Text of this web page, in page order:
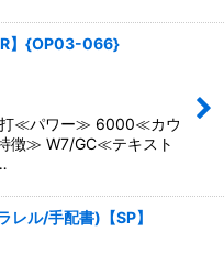
】{OP03-066}
≪パワー≫ 6000≪カウ
≫ W7/GC≪テキスト
レル/手配書)【SP】